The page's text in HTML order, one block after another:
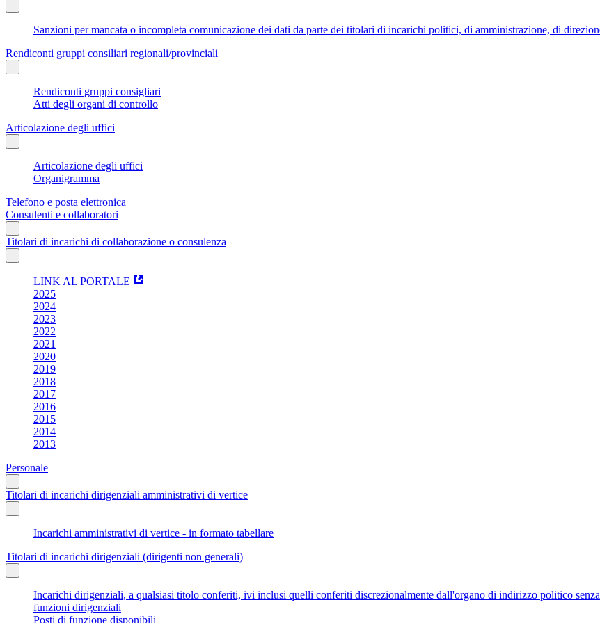
Sanzioni per mancata o incompleta comunicazione dei dati da parte dei titolari di incarichi politici, di amministrazione, di
Rendiconti gruppi consiliari regionali/provinciali
Rendiconti gruppi consigliari
Atti degli organi di controllo
Articolazione degli uffici
Articolazione degli uffici
Organigramma
Telefono e posta elettronica
Consulenti e collaboratori
Titolari di incarichi di collaborazione o consulenza
LINK AL PORTALE
2025
2024
2023
2022
2021
2020
2019
2018
2017
2016
2015
2014
2013
Personale
Titolari di incarichi dirigenziali amministrativi di vertice
Incarichi amministrativi di vertice - in formato tabellare
Titolari di incarichi dirigenziali (dirigenti non generali)
Incarichi dirigenziali, a qualsiasi titolo conferiti, ivi inclusi quelli conferiti discrezionalmente dall'organo di indirizzo politico
funzioni dirigenziali
Posti di funzione disponibili